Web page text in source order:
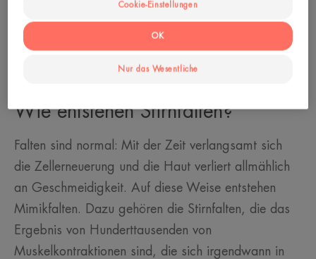
Wie entstehen Stirnfalten?
Falten sind normal: Mit der Zeit verlangsamt sich
die Zellerneuerung und die Haut verliert allmählich
an Geschmeidigkeit. Auf diese Weise entstehen
Mimikfalten. Dazu gehören die Stirnfalten, die das
Ergebnis von Hunderttausenden von
Muskelkontraktionen sind, die sich irgendwann in
Cookie-Einstellungen
Nur das Wesentliche
OK